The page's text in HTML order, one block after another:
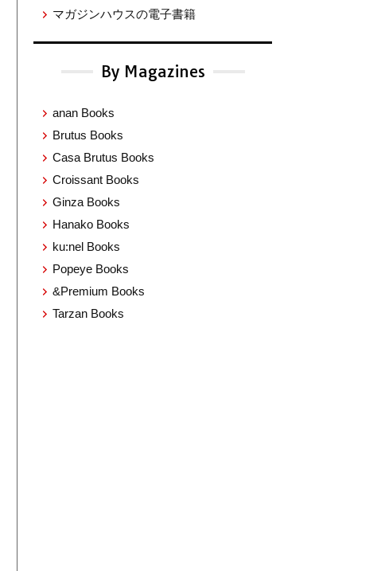
マガジンハウスの電子書籍
By Magazines
anan Books
Brutus Books
Casa Brutus Books
Croissant Books
Ginza Books
Hanako Books
ku:nel Books
Popeye Books
&Premium Books
Tarzan Books